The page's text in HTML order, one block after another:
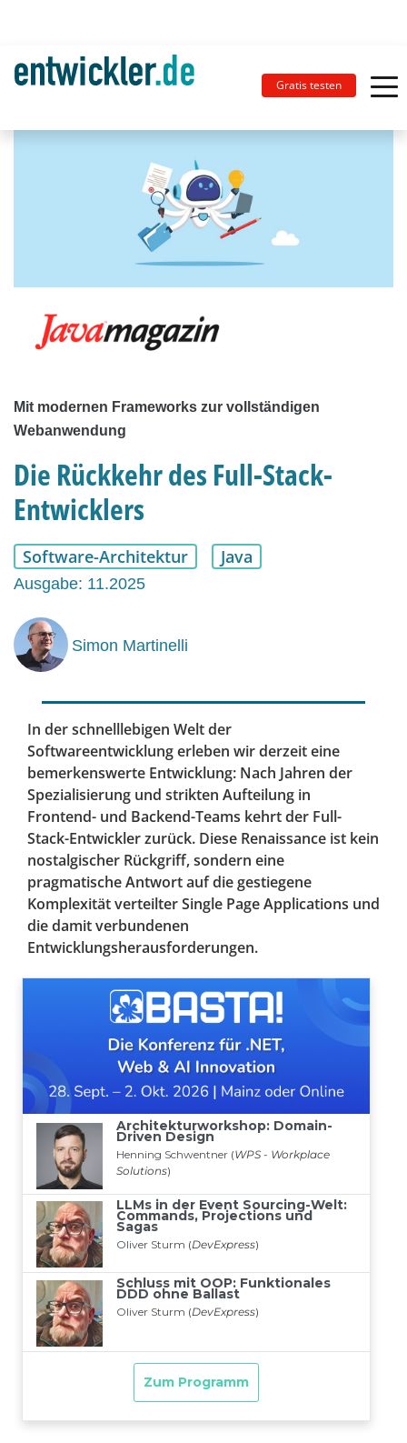
Gratis testen
Mit modernen Frameworks zur vollständigen
Webanwendung
Die Rückkehr des Full-Stack-
Entwicklers
Software-Architektur Java
Ausgabe: 11.2025
Simon Martinelli
In der schnelllebigen Welt der
Softwareentwicklung erleben wir derzeit eine
bemerkenswerte Entwicklung: Nach Jahren der
Spezialisierung und strikten Aufteilung in
Frontend- und Backend-Teams kehrt der Full-
Stack-Entwickler zurück. Diese Renaissance ist kein
nostalgischer Rückgriff, sondern eine
pragmatische Antwort auf die gestiegene
Komplexität verteilter Single Page Applications und
die damit verbundenen
Entwicklungsherausforderungen.